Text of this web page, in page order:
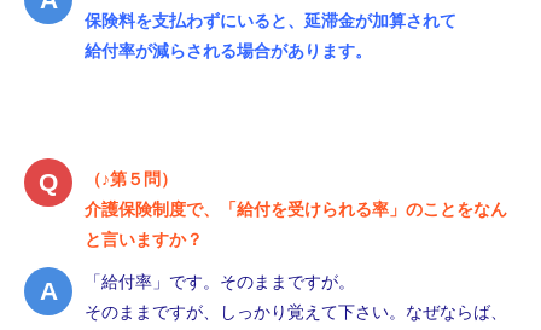
保険料を支払わずにいると、延滞金が加算されて
給付率が減らされる場合があります。
（♪第５問）
介護保険制度で、「給付を受けられる率」のことをなん
と言いますか？
「給付率」です。そのままですが。
そのままですが、しっかり覚えて下さい。なぜならば、